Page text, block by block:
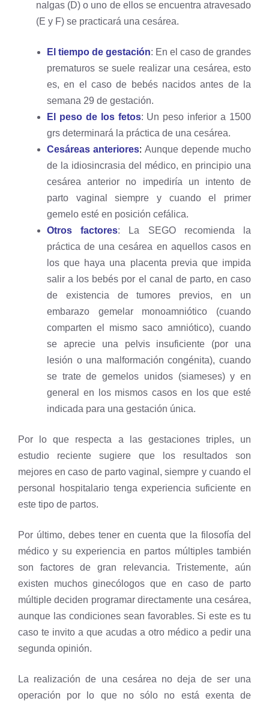
nalgas (D) o uno de ellos se encuentra atravesado
(E y F) se practicará una cesárea.
El tiempo de gestación: En el caso de grandes
prematuros se suele realizar una cesárea, esto
es, en el caso de bebés nacidos antes de la
semana 29 de gestación.
El peso de los fetos: Un peso inferior a 1500
grs determinará la práctica de una cesárea.
Cesáreas anteriores: Aunque depende mucho
de la idiosincrasia del médico, en principio una
cesárea anterior no impediría un intento de
parto vaginal siempre y cuando el primer
gemelo esté en posición cefálica.
Otros factores: La SEGO recomienda la
práctica de una cesárea en aquellos casos en
los que haya una placenta previa que impida
salir a los bebés por el canal de parto, en caso
de existencia de tumores previos, en un
embarazo gemelar monoamniótico (cuando
comparten el mismo saco amniótico), cuando
se aprecie una pelvis insuficiente (por una
lesión o una malformación congénita), cuando
se trate de gemelos unidos (siameses) y en
general en los mismos casos en los que esté
indicada para una gestación única.
Por lo que respecta a las gestaciones triples, un
estudio reciente sugiere que los resultados son
mejores en caso de parto vaginal, siempre y cuando el
personal hospitalario tenga experiencia suficiente en
este tipo de partos.
Por último, debes tener en cuenta que la filosofía del
médico y su experiencia en partos múltiples también
son factores de gran relevancia. Tristemente, aún
existen muchos ginecólogos que en caso de parto
múltiple deciden programar directamente una cesárea,
aunque las condiciones sean favorables. Si este es tu
caso te invito a que acudas a otro médico a pedir una
segunda opinión.
La realización de una cesárea no deja de ser una
operación por lo que no sólo no está exenta de